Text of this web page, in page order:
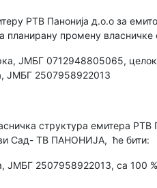
РТВ Панонија д.о.о за
промену власничке
ЈМБГ 0712948805065,
ЈМБГ 2507958922013
структура емитера
Сад- ТВ ПАНОНИЈА, ће бити:
ЈМБГ 2507958922013, са 100